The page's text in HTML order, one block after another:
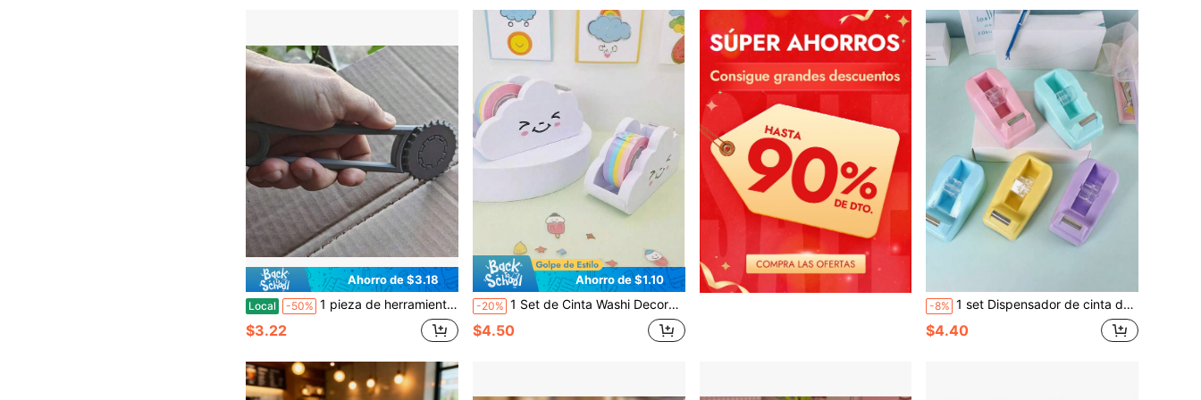
Ahorro de $3.18
Local -50% 1 pieza de herramienta de corte de cartón - Mango ergonómico, perforadora de tarjetas y papel para el hogar, diseño protector, adecuada para manualidades precisas, artesanía, embalaje y corte y doblado profesional de cajas de cartón, adecuada para actividades familiares y en equipo con kits de construcción de cartón y regalos creativos
$3.22
Ahorro de $1.10
-20% 1 Set de Cinta Washi Decorativa Kawaii, Dispensador de Cinta en Forma de Nube, Cortador de Cinta con Diseño de Dibujos Animados (Con Cinta Arcoíris), Adecuado para Escuela, Oficina, Útiles Escolares y Suministros de Estudio
$4.50
-8% 1 set Dispensador de cinta de escritorio con base antideslizante con peso, adecuado para oficina, manualidades, proyectos de arte, scrapbooking, escuela, envolver regalos y entrega de paquetes
$4.40